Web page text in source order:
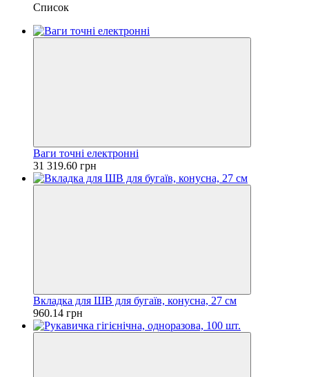
Список
Ваги точні електронні
31 319.60 грн
Вкладка для ШВ для бугаїв, конусна, 27 см
960.14 грн